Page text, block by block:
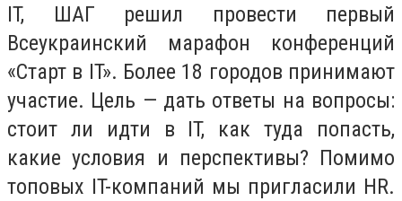
IT, ШАГ решил провести первый
Всеукраинский марафон конференций
«Старт в IT». Более 18 городов принимают
участие. Цель — дать ответы на вопросы:
стоит ли идти в IT, как туда попасть,
какие условия и перспективы? Помимо
топовых IT-компаний мы пригласили HR.